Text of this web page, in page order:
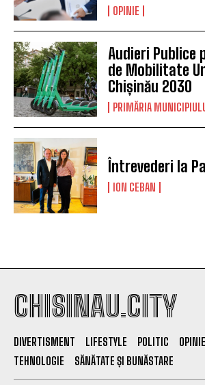
OPINIE
Audieri Publice
de Mobilitate
Chișinău 2030
PRIMĂRIA
Întrevederi la
ION CEBAN
CHISINAU.CITY
DIVERTISMENT LIFESTYLE POLITIC OPINIE
TEHNOLOGIE
SĂNĂTATE ȘI BUNĂSTARE